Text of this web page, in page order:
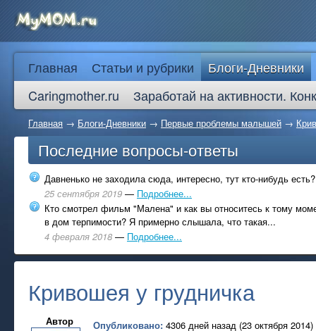
Главная Статьи и рубрики
Блоги-Дневники
Caringmother.ru
Заработай на активности.
Главная → Блоги-Дневники → Первые проблемы малышей →
Последние вопросы-ответы
Давненько не заходила сюда, интересно, тут кто-нибудь есть?
25 сентября 2019 — Подробнее...
Кто смотрел фильм "Малена" и как вы относитесь к тому
в дом терпимости? Я примерно слышала, что такая...
4 февраля 2018 — Подробнее...
Кривошея у грудничка
Автор Опубликовано: 4306 дней назад (23 октября 2014)